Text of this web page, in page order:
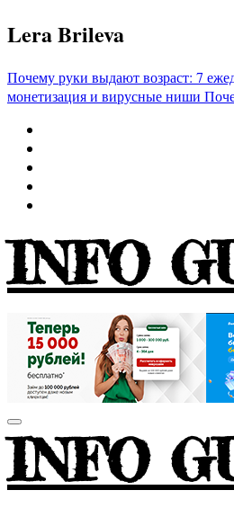
Перейти
к
Lera Brileva
Почему руки выдают возраст: 7
монетизация и вирусные ниши
INFO
INFO